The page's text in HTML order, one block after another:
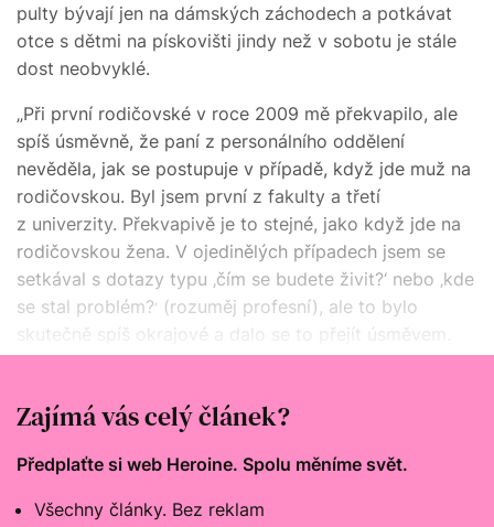
pulty bývají jen na dámských záchodech a potkávat
otce s dětmi na pískovišti jindy než v sobotu je stále
dost neobvyklé.
„Při první rodičovské v roce 2009 mě překvapilo, ale
spíš úsměvně, že paní z personálního oddělení
nevěděla, jak se postupuje v případě, když jde muž na
rodičovskou. Byl jsem první z fakulty a třetí
z univerzity. Překvapivě je to stejné, jako když jde na
rodičovskou žena. V ojedinělých případech jsem se
setkával s dotazy typu ‚čím se budete živit?‘ nebo ‚kde
se stal problém?‘ (rozuměj profesní), ale to bylo
skutečně spíš okrajové a dalo se to přejít úsměvem.
Spíš jsem se chlubil, jak jsem moderní," popisuje svá
Zajímá vás celý článek?
Předplaťte si web Heroine. Spolu měníme svět.
Všechny články. Bez reklam